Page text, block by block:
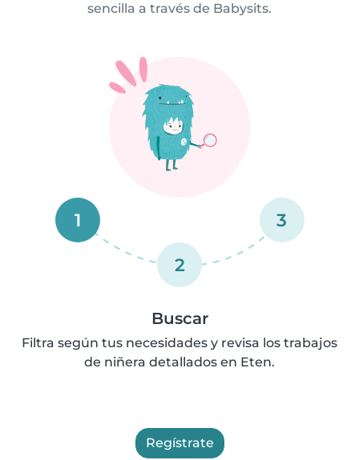
sencilla a través de Babysits.
1
2
3
Buscar
Filtra según tus necesidades y revisa los trabajos
de niñera detallados en Eten.
Regístrate